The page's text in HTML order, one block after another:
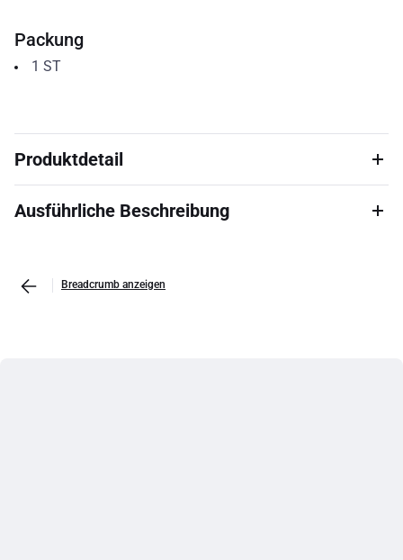
Packung
1 ST
Produktdetail
Ausführliche Beschreibung
Breadcrumb anzeigen